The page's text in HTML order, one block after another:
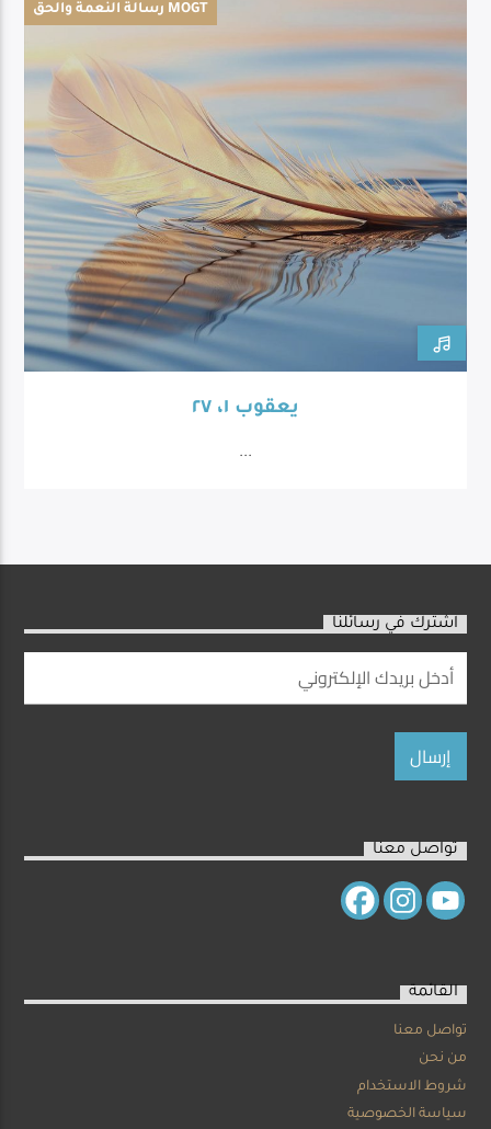
رسالة النعمة والحق MOGT
يعقوب ١، ٢٧
...
اشترك في رسائلنا
تواصل معنا
القائمة
تواصل معنا
من نحن
شروط الاستخدام
سياسة الخصوصية